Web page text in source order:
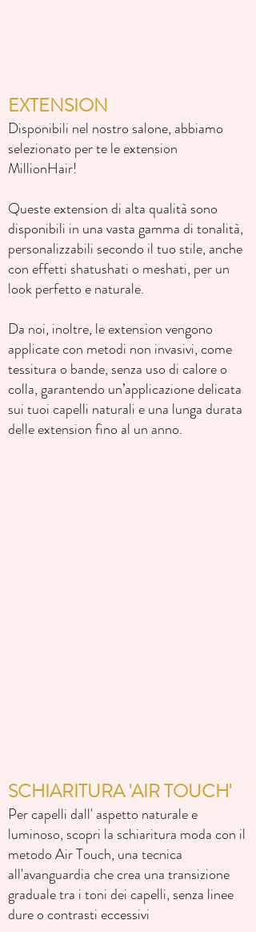
EXTENSION
Disponibili nel nostro salone, abbiamo
selezionato per te le extension
MillionHair!
Queste extension di alta qualità sono
disponibili in una vasta gamma di tonalità,
personalizzabili secondo il tuo stile, anche
con effetti shatushati o meshati, per un
look perfetto e naturale.
Da noi, inoltre, le extension vengono
applicate con metodi non invasivi, come
tessitura o bande, senza uso di calore o
colla, garantendo un’applicazione delicata
sui tuoi capelli naturali e una lunga durata
delle extension fino al un anno.
SCHIARITURA 'AIR TOUCH'
Per capelli dall' aspetto naturale e
luminoso, scopri la schiaritura moda con il
metodo Air Touch, una tecnica
all'avanguardia che crea una transizione
graduale tra i toni dei capelli, senza linee
dure o contrasti eccessivi